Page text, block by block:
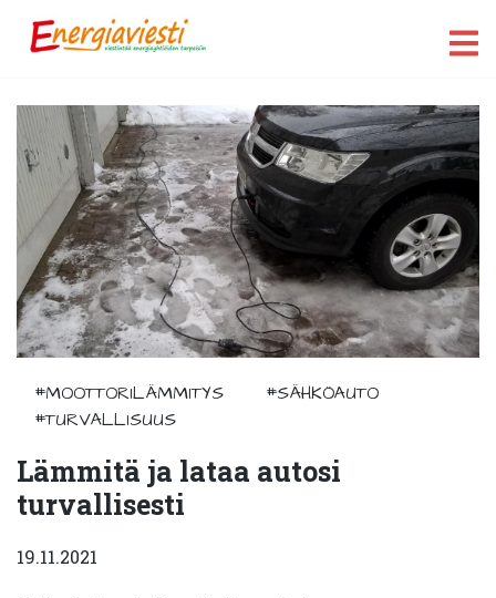
#MOOTTORILÄMMITYS
#SÄHKÖAUTO
#TURVALLISUUS
Lämmitä ja lataa autosi
turvallisesti
19.11.2021